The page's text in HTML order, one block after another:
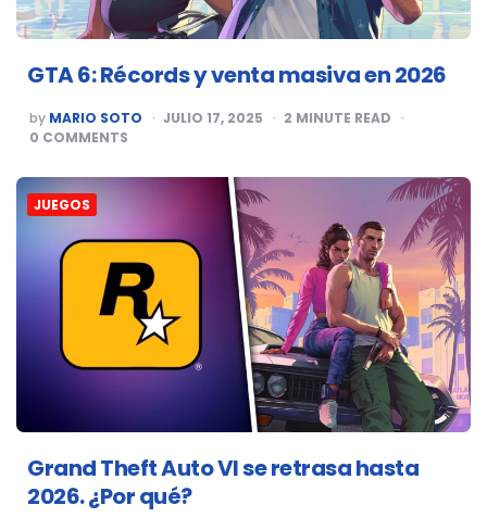
GTA 6: Récords y venta masiva en 2026
POSTED
BY
by MARIO SOTO JULIO 17, 2025 2 MINUTE READ
0 COMMENTS
JUEGOS
Grand Theft Auto VI se retrasa hasta
2026. ¿Por qué?